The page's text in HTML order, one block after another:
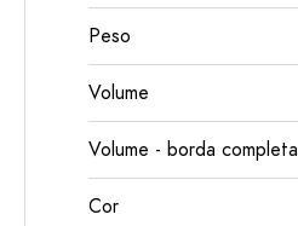
Peso
Volume
Volume - borda completa
Cor